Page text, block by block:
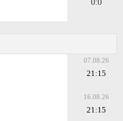
0:0
07.08.26
21:15
16.08.26
21:15